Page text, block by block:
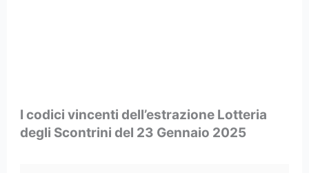
I codici vincenti dell’estrazione Lotteria
degli Scontrini del 23 Gennaio 2025